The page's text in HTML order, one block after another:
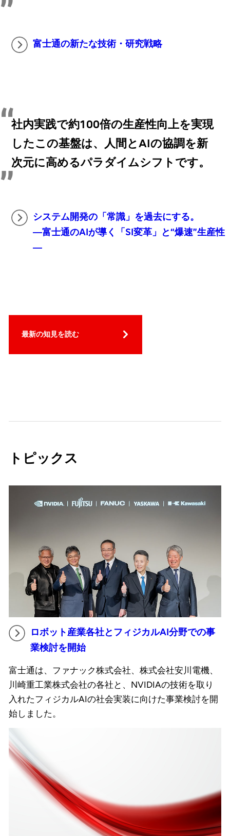
富士通の新たな技術・研究戦略
社内実践で約100倍の生産性向上を実現
したこの基盤は、人間とAIの協調を新
次元に高めるパラダイムシフトです。
システム開発の「常識」を過去にする。
―富士通のAIが導く「SI変革」と“爆速”生産性
―
最新の知見を読む
トピックス
ロボット産業各社とフィジカルAI分野での事
業検討を開始
富士通は、ファナック株式会社、株式会社安川電機、
川崎重工業株式会社の各社と、NVIDIAの技術を取り
入れたフィジカルAIの社会実装に向けた事業検討を開
始しました。